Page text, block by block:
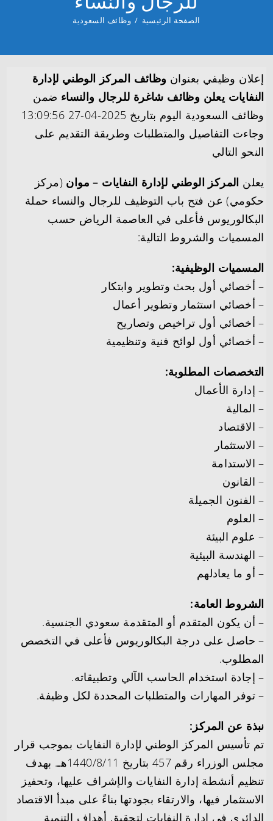
الصفحة الرئيسية / وظائف السعودية
إعلان وظيفي بعنوان وظائف المركز الوطني لإدارة
النفايات يعلن وظائف شاغرة للرجال والنساء ضمن
وظائف السعودية اليوم بتاريخ 2025-04-27 13:09:56
وجاءت التفاصيل والمتطلبات وطريقة التقديم على
النحو التالي
يعلن المركز الوطني لإدارة النفايات – موان (مركز
حكومي) عن فتح باب التوظيف للرجال والنساء حملة
البكالوريوس فأعلى في العاصمة الرياض حسب
المسميات والشروط التالية:
المسميات الوظيفية:
– أخصائي أول بحث وتطوير وابتكار
– أخصائي استثمار وتطوير أعمال
– أخصائي أول تراخيص وتصاريح
– أخصائي أول لوائح فنية وتنظيمية
التخصصات المطلوبة:
– إدارة الأعمال
– المالية
– الاقتصاد
– الاستثمار
– الاستدامة
– القانون
– الفنون الجميلة
– العلوم
– علوم البيئة
– الهندسة البيئية
– أو ما يعادلهم
الشروط العامة:
– أن يكون المتقدم أو المتقدمة سعودي الجنسية.
– حاصل على درجة البكالوريوس فأعلى في التخصص
المطلوب.
– إجادة استخدام الحاسب الآلي وتطبيقاته.
– توفر المهارات والمتطلبات المحددة لكل وظيفة.
نبذة عن المركز:
تم تأسيس المركز الوطني لإدارة النفايات بموجب قرار
مجلس الوزراء رقم 457 بتاريخ 1440/8/11هـ. بهدف
تنظيم أنشطة إدارة النفايات والإشراف عليها، وتحفيز
الاستثمار فيها، والارتقاء بجودتها بناءً على مبدأ الاقتصاد
الدائري في إدارة النفايات لتحقيق أهداف التنمية